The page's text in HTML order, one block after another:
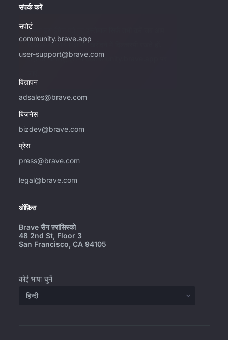
संपर्क करें
सपोर्ट
community.brave.app
user-support@brave.com
विज्ञापन
adsales@brave.com
कृपया इस ईमेल पते का इस्तेमाल सिर्फ़ तभी करें जब आप
Brave के साथ विज्ञापन खरीदने में दिलचस्पी रखते हों.
सहायता के लिए, कृपया community.brave.app पर
बिज़नेस
bizdev@brave.com
प्रेस
press@brave.com
legal@brave.com
ऑफ़िस
Brave सैन फ़्रांसिस्को
48 2nd St, Floor 3
San Francisco, CA 94105
कोई भाषा चुनें